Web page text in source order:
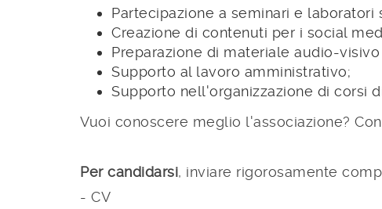
Partecipazione a seminari e
Creazione di contenuti per i social
Preparazione di materiale audio-
Supporto al lavoro amministrativo;
Supporto nell'organizzazione di corsi
Vuoi conoscere meglio l'associazione?
Per candidarsi, inviare rigorosamente
- CV